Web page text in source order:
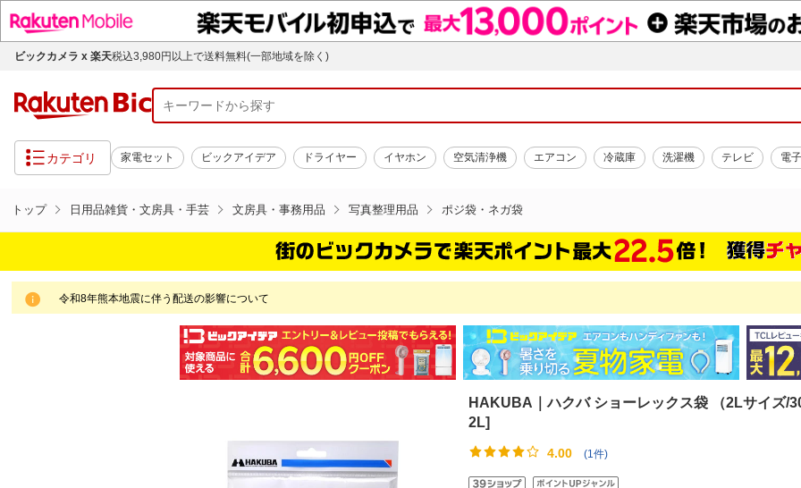
ビックカメラ x 楽天税込3,980円以上で送料無料(一部地域を除く)
カテゴリ 家電セット ビックアイデア ドライヤー イヤホン 空気清浄機 エアコン 冷蔵庫 洗濯機 テレビ 電
トップ 日用品雑貨・文房具・手芸 文房具・事務用品 写真整理用品 ポジ袋・ネガ袋
令和8年熊本地震に伴う配送の影響について
HAKUBA｜ハクバ ショーレックス袋 （2Lサイズ/
2L]
4.00 (1件)